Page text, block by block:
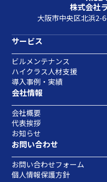
株式会社
大阪市中央区北浜2-
サービス
ビルメンテナンス
ハイクラス人材支援
導入事例・実績
会社情報
会社概要
代表挨拶
お知らせ
お問い合わせ
お問い合わせフォーム
個人情報保護方針